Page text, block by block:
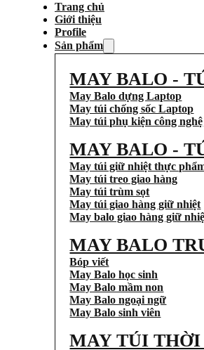
Trang chủ
Giới thiệu
Profile
Sản phẩm
MAY BALO -
May Balo dựng Laptop
May túi chống sốc Laptop
May túi phụ kiện công nghệ
MAY BALO -
May túi giữ nhiệt thực
May túi treo giao hàng
May túi trùm sọt
May túi giao hàng giữ nhiệt
May balo giao hàng giữ
MAY BALO
Bóp viết
May Balo học sinh
May Balo mầm non
May Balo ngoại ngữ
May Balo sinh viên
MAY TÚI